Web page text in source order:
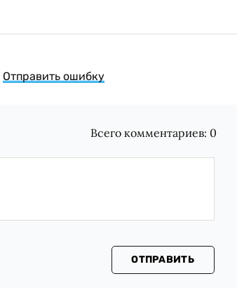
Отправить ошибку
Всего комментариев: 0
ОТПРАВИТЬ